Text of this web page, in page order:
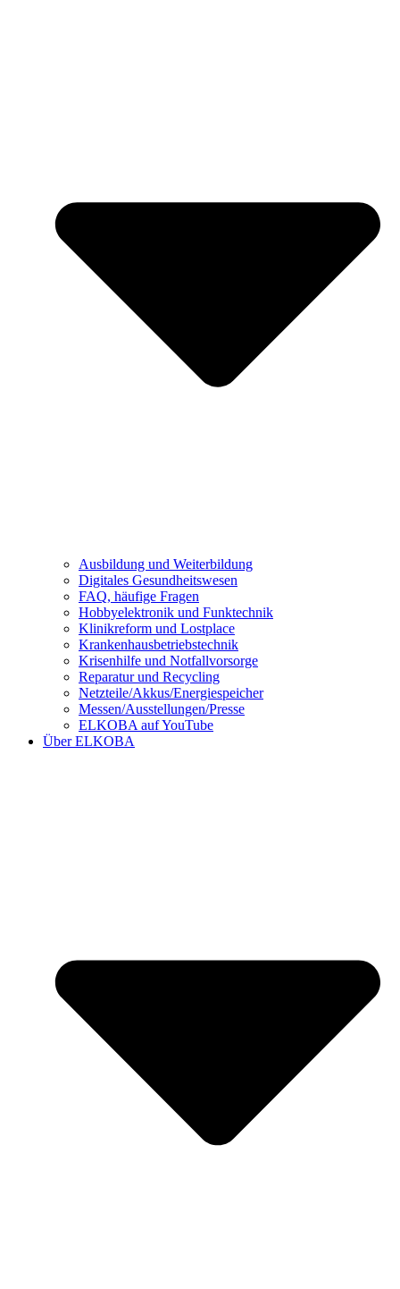
Ausbildung und Weiterbildung
Digitales Gesundheitswesen
FAQ, häufige Fragen
Hobbyelektronik und Funktechnik
Klinikreform und Lostplace
Krankenhausbetriebstechnik
Krisenhilfe und Notfallvorsorge
Reparatur und Recycling
Netzteile/Akkus/Energiespeicher
Messen/Ausstellungen/Presse
ELKOBA auf YouTube
Über ELKOBA